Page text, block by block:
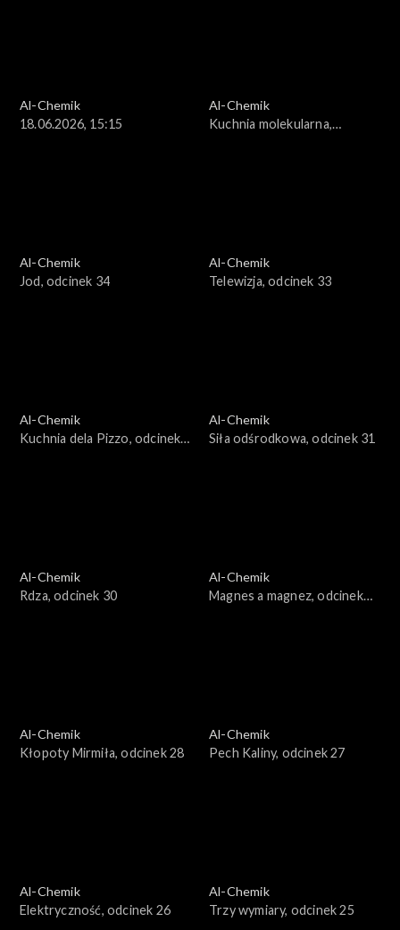
Al-Chemik
18.06.2026, 15:15
Al-Chemik
Kuchnia molekularna,
Al-Chemik
Jod, odcinek 34
Al-Chemik
Telewizja, odcinek 33
Al-Chemik
Kuchnia dela Pizzo, odcinek
Al-Chemik
Siła odśrodkowa, odcinek 31
Al-Chemik
Rdza, odcinek 30
Al-Chemik
Magnes a magnez, odcinek
Al-Chemik
Kłopoty Mirmiła, odcinek 28
Al-Chemik
Pech Kaliny, odcinek 27
Al-Chemik
Elektryczność, odcinek 26
Al-Chemik
Trzy wymiary, odcinek 25